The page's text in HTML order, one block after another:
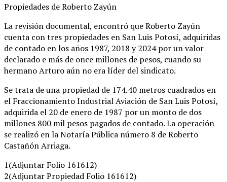
Propiedades de Roberto Zayún
La revisión documental, encontró que Roberto Zayún
cuenta con tres propiedades en San Luis Potosí, adquiridas
de contado en los años 1987, 2018 y 2024 por un valor
declarado e más de once millones de pesos, cuando su
hermano Arturo aún no era líder del sindicato.
Se trata de una propiedad de 174.40 metros cuadrados en
el Fraccionamiento Industrial Aviación de San Luis Potosí,
adquirida el 20 de enero de 1987 por un monto de dos
millones 800 mil pesos pagados de contado. La operación
se realizó en la Notaría Pública número 8 de Roberto
Castañón Arriaga.
1(Adjuntar Folio 161612)
2(Adjuntar Propiedad Folio 161612)